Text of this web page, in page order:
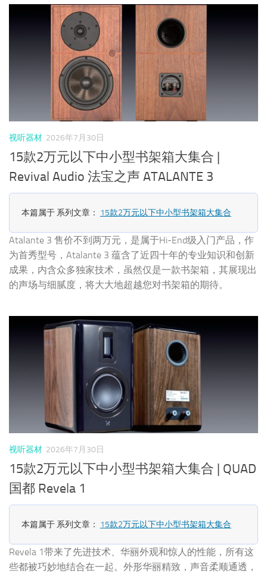
视听器材 2026年7月30日
15款2万元以下中小型书架箱大集合 |
Revival Audio 法宝之声 ATALANTE 3
本篇属于 系列文章： 15款2万元以下中小型书架箱大集合
Atalante 3 售价不到两万元，是属于Hi-End级入门产品，作
为首秀型号，Atalante 3 蕴含了近四十年的专业知识和创新
成果，内含众多独家技术，虽然仅是一款书架箱，其展现出
的声场与细腻度，将大大地超越您对书架箱的期待。
视听器材 2026年7月30日
15款2万元以下中小型书架箱大集合 | QUAD
国都 Revela 1
本篇属于 系列文章： 15款2万元以下中小型书架箱大集合
Revela 1带来了先进技术、华丽外观和惊人的性能，所有这
些都被巧妙地结合在一起。外形华丽精致，声音柔顺通透，